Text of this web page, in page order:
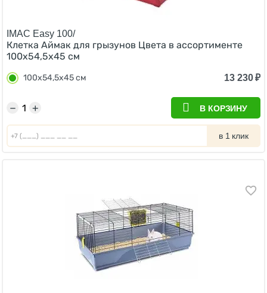
IMAC Easy 100/
Клетка Аймак для грызунов Цвета в ассортименте
100х54,5х45 см
100х54,5х45 см 13 230₽
+
− В КОРЗИНУ
в 1 клик